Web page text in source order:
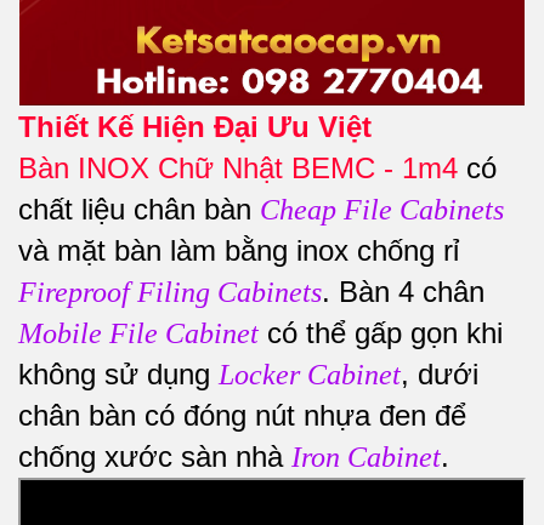
Thiết Kế Hiện Đại Ưu Việt
Bàn INOX Chữ Nhật BEMC - 1m4 có
chất liệu chân bàn Cheap File Cabinets
và mặt bàn làm bằng inox chống rỉ
Fireproof Filing Cabinets. Bàn 4 chân
Mobile File Cabinet có thể gấp gọn khi
không sử dụng Locker Cabinet, dưới
chân bàn có đóng nút nhựa đen để
chống xước sàn nhà Iron Cabinet.